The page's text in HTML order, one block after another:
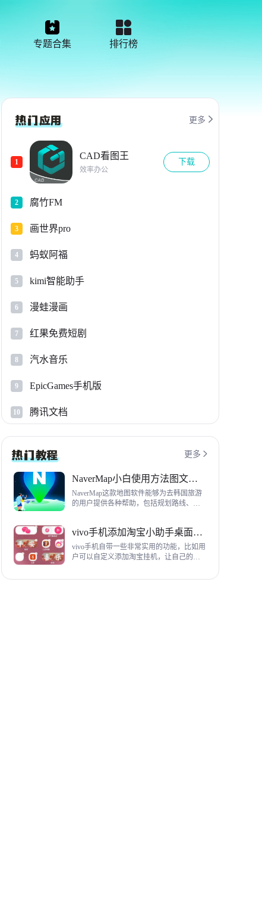
专题合集 排行榜
更多 
1
CAD看图王
效率办公
下载
2 腐竹FM
3 画世界pro
4 蚂蚁阿福
5 kimi智能助手
6 漫蛙漫画
7 红果免费短剧
8 汽水音乐
9 EpicGames手机版
10 腾讯文档
更多 
NaverMap小白使用方法图文教程
NaverMap这款地图软件能够为去韩国旅游
的用户提供各种帮助，包括规划路线、导
教程，希望对各位有帮助。
vivo手机添加淘宝小助手桌面挂件方法
vivo手机自带一些非常实用的功能，比如用
户可以自定义添加淘宝挂机，让自己的购
相当方便，下面为大家带来添加淘宝小助